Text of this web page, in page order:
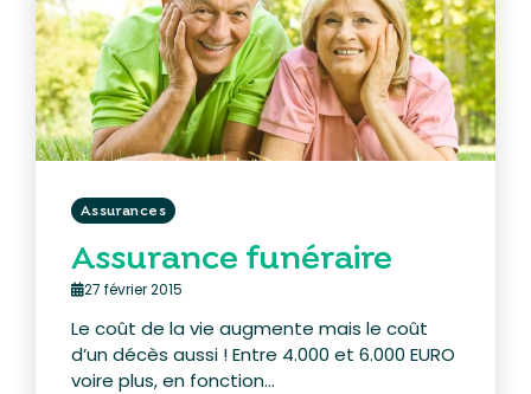
Assurances
Assurance funéraire
27 février 2015
Le coût de la vie augmente mais le coût
d’un décès aussi ! Entre 4.000 et 6.000 EURO
voire plus, en fonction...